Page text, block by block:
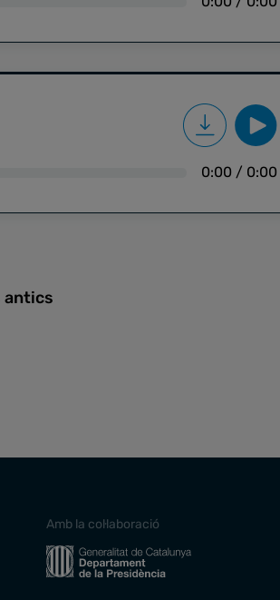
0:00 / 0:00
antics
Amb la col·laboració